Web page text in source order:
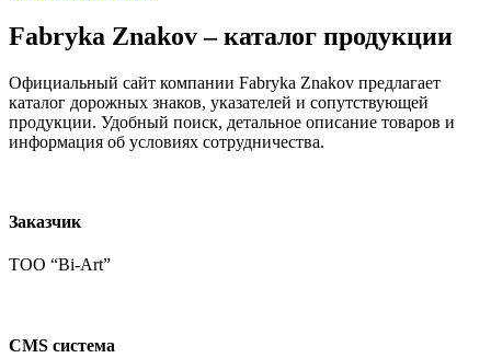
Fabryka Znakov – каталог продукции
Официальный сайт компании Fabryka Znakov предлагает
каталог дорожных знаков, указателей и сопутствующей
продукции. Удобный поиск, детальное описание товаров и
информация об условиях сотрудничества.
Заказчик
ТОО “Bi-Art”
CMS система